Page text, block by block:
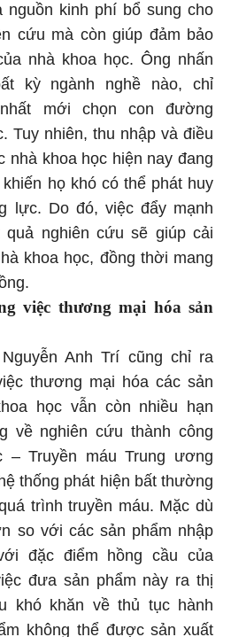
nguồn kinh phí bổ sung cho
cứu mà còn giúp đảm bảo
nhà khoa học. Ông nhấn
kỳ ngành nghề nào, chỉ
mới chọn con đường
Tuy nhiên, thu nhập và điều
nhà khoa học hiện nay đang
họ khó có thể phát huy
lực. Do đó, việc đẩy mạnh
nghiên cứu sẽ giúp cải
khoa học, đồng thời mang
việc thương mại hóa sản
Anh Trí cũng chỉ ra
thương mại hóa các sản
học vẫn còn nhiều hạn
về nghiên cứu thành công
– Truyền máu Trung ương
thống phát hiện bất thường
trình truyền máu. Mặc dù
so với các sản phẩm nhập
đặc điểm hồng cầu của
đưa sản phẩm này ra thị
khó khăn về thủ tục hành
không thể được sản xuất